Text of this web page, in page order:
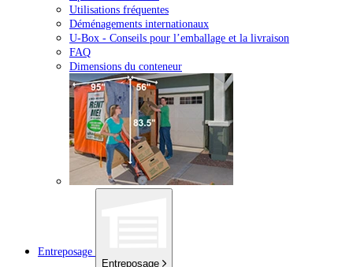
Utilisations fréquentes
Déménagements internationaux
U-Box - Conseils pour l’emballage et la livraison
FAQ
Dimensions du conteneur
Entreposage
Entreposage